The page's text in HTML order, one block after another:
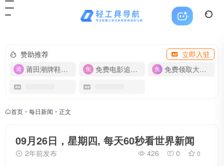
赞助推荐
立即入驻
莆田潮牌鞋服-货源
免费电影追剧APP 免费领取大流量卡【500G】
首页 • 每日新闻 • 正文
09月26日，星期四, 每天60秒看世界新闻
2年前发布 426 0 0